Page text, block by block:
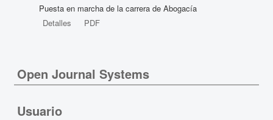
Puesta en marcha de la carrera de Abogacía
Detalles
PDF
Open Journal Systems
Usuario